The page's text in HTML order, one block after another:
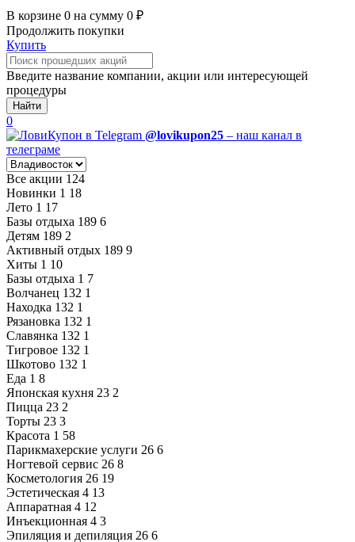
В корзине 0 на сумму 0 ₽
Продолжить покупки
Купить
Введите название компании, акции или интересующей
процедуры
Найти
0
@lovikupon25 – наш канал в
телеграме
Все акции 124
Новинки 1 18
Лето 1 17
Базы отдыха 189 6
Детям 189 2
Активный отдых 189 9
Хиты 1 10
Базы отдыха 1 7
Волчанец 132 1
Находка 132 1
Рязановка 132 1
Славянка 132 1
Тигровое 132 1
Шкотово 132 1
Еда 1 8
Японская кухня 23 2
Пицца 23 2
Торты 23 3
Красота 1 58
Парикмахерские услуги 26 6
Ногтевой сервис 26 8
Косметология 26 19
Эстетическая 4 13
Аппаратная 4 12
Инъекционная 4 3
Эпиляция и депиляция 26 6